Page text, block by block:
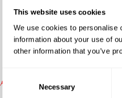
This website uses cookies
We use cookies to personalise
information about your use of
other information that you’ve
Selection
Necessary
nos articles sur